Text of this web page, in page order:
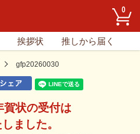
0
挨拶状 推しから届く
gfp20260030
状の受付は
ました。